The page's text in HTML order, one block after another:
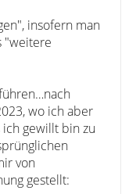
insofern man
"weitere
wo ich aber
gewillt bin zu
von
gestellt: